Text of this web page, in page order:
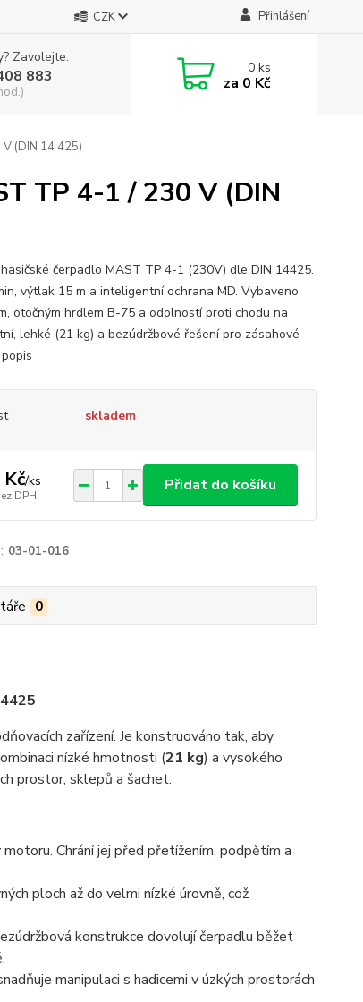
CZK Přihlášení
Zavolejte.
883 0ks
za 0 Kč
(DIN 14 425)
TP 4-1 / 230 V (DIN
čerpadlo MAST TP 4-1 (230V) dle DIN 14425.
výtlak 15 m a inteligentní ochrana MD. Vybaveno
otočným hrdlem B-75 a odolností proti chodu na
lehké (21 kg) a bezúdržbové řešení pro zásahové
skladem
/ks
DPH
Přidat do košíku
03-01-016
0
zařízení. Je konstruováno tak, aby
nízké hmotnosti (21 kg) a vysokého
prostor, sklepů a šachet.
Chrání jej před přetížením, podpětím a
ploch až do velmi nízké úrovně, což
konstrukce dovolují čerpadlu běžet
manipulaci s hadicemi v úzkých prostorách